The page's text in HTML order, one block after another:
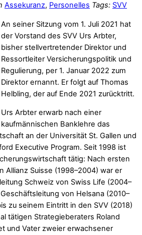
Assekuranz, Personelles Tags: SVV
An seiner Sitzung vom 1. Juli 2021 hat
der Vorstand des SVV Urs Arbter,
bisher stellvertretender Direktor und
Ressortleiter Versicherungspolitik und
Regulierung, per 1. Januar 2022 zum
Direktor ernannt. Er folgt auf Thomas
Helbling, der auf Ende 2021 zurücktritt.
Urs Arbter erwarb nach einer
kaufmännischen Banklehre das
an der Universität St. Gallen und
Executive Program. Seit 1998 ist
tätig: Nach ersten
Allianz Suisse (1998–2004) war er
Schweiz von Swiss Life (2004–
von Helsana (2010–
zu seinem Eintritt in den SVV (2018)
tätigen Strategieberaters Roland
und Vater zweier erwachsener